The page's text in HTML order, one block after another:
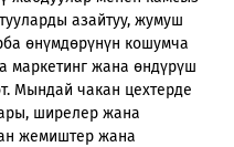
азайтуу, жумуш
өнүмдөрүнүн кошумча
маркетинг жана өндүрүш
Мындай чакан цехтерде
ширелер жана
жемиштер жана